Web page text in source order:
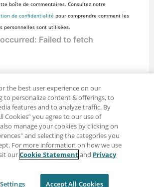
boîte de commentaires. Consultez notre
de confidentialité pour comprendre comment les
personnelles sont utilisées.
Twitter
Intimité
the best user experience on our
to personalize content & offerings, to
features and to analyze traffic. By
Cookies” you agree to our use of
manage your cookies by clicking on
and selecting the categories you
For more information on how we use
ourCookie Statementand Privacy
Accept All Cookies